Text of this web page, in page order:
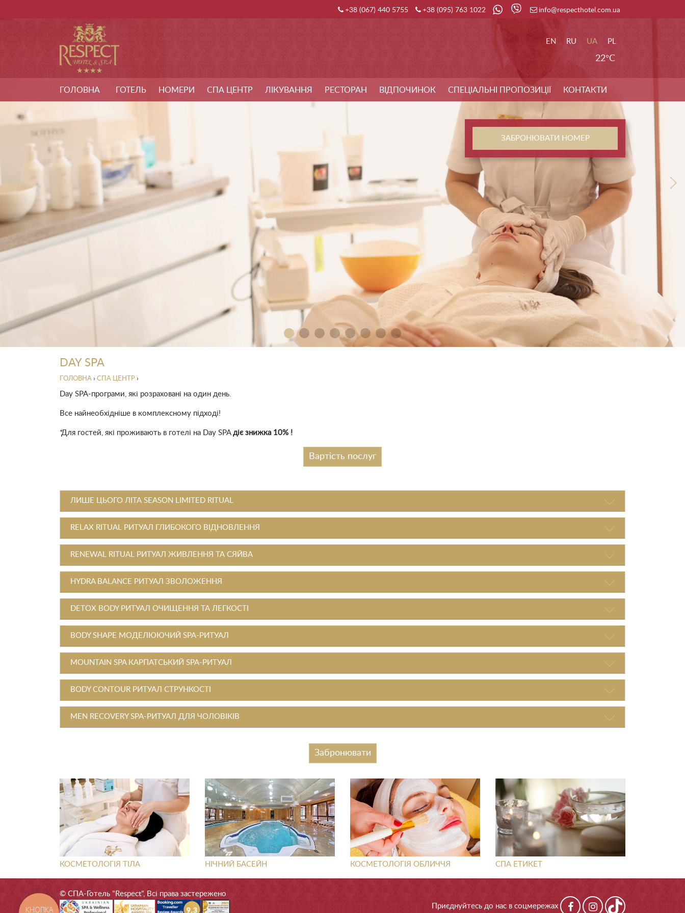
+38 (067) 440 5755 +38 (095) 763 1022 info@respecthotel.com.ua
EN RU UA PL
22°C
ГОЛОВНА ГОТЕЛЬ НОМЕРИ СПА ЦЕНТР ЛІКУВАННЯ РЕСТОРАН ВІДПОЧИНОК СПЕЦІАЛЬНІ ПРОПОЗИЦІЇ КОНТАКТИ
ЗАБРОНЮВАТИ НОМЕР
DAY SPA
ГОЛОВНА › СПА ЦЕНТР ›
Day SPA-програми, які розраховані на один день.
Все найнеобхідніше в комплексному підході!
*Для гостей, які проживають в готелі на Day SPA діє знижка 10% !
Вартість послуг
ЛИШЕ ЦЬОГО ЛІТА SEASON LIMITED RITUAL
RELAX RITUAL РИТУАЛ ГЛИБОКОГО ВІДНОВЛЕННЯ
RENEWAL RITUAL РИТУАЛ ЖИВЛЕННЯ ТА СЯЙВА
HYDRA BALANCE РИТУАЛ ЗВОЛОЖЕННЯ
DETOX BODY РИТУАЛ ОЧИЩЕННЯ ТА ЛЕГКОСТІ
BODY SHAPE МОДЕЛЮЮЧИЙ SPA-РИТУАЛ
MOUNTAIN SPA КАРПАТСЬКИЙ SPA-РИТУАЛ
BODY CONTOUR РИТУАЛ СТРУНКОСТІ
MEN RECOVERY SPA-РИТУАЛ ДЛЯ ЧОЛОВІКІВ
Забронювати
КОСМЕТОЛОГІЯ ТІЛА НІЧНИЙ БАСЕЙН КОСМЕТОЛОГІЯ ОБЛИЧЧЯ СПА ЕТИКЕТ
© СПА-Готель "Respect", Всі права застережено
Приєднуйтесь до нас в соцмережах
КНОПКА